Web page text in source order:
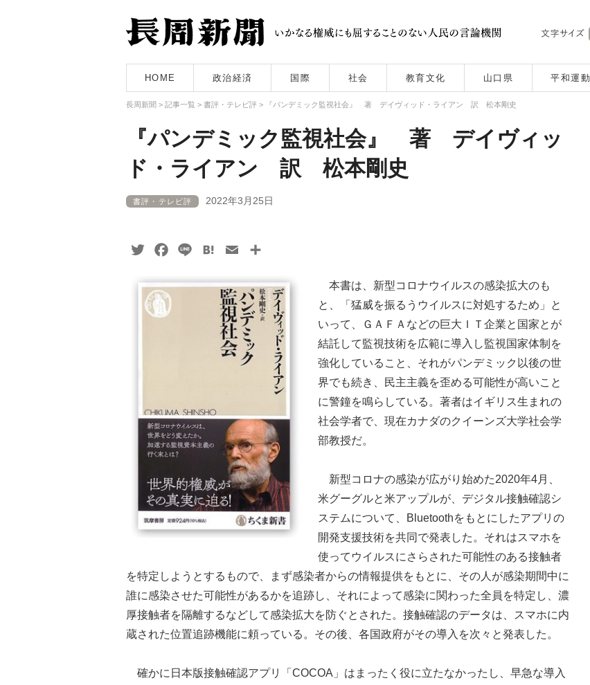
HOME 政治経済 国際 社会 教育文化 山口県 平和運動
長周新聞 > 記事一覧 > 書評・テレビ評 > 『パンデミック監視社会』 著 デイヴィッド・ライアン 訳 松本剛史
『パンデミック監視社会』 著 デイヴィッ
ド・ライアン 訳 松本剛史
書評・テレビ評 2022年3月25日
TwitterFacebook
Line HatenaEmail
本書は、新型コロナウイルスの感染拡大のも
と、「猛威を振るうウイルスに対処するため」と
いって、ＧＡＦＡなどの巨大ＩＴ企業と国家とが
結託して監視技術を広範に導入し監視国家体制を
強化していること、それがパンデミック以後の世
界でも続き、民主主義を歪める可能性が高いこと
に警鐘を鳴らしている。著者はイギリス生まれの
社会学者で、現在カナダのクイーンズ大学社会学
部教授だ。
新型コロナの感染が広がり始めた2020年4月、
米グーグルと米アップルが、デジタル接触確認シ
ステムについて、Bluetoothをもとにしたアプリの
開発支援技術を共同で発表した。それはスマホを
使ってウイルスにさらされた可能性のある接触者
を特定しようとするもので、まず感染者からの情報提供をもとに、その人が感染期間中に
誰に感染させた可能性があるかを追跡し、それによって感染に関わった全員を特定し、濃
厚接触者を隔離するなどして感染拡大を防ぐとされた。接触確認のデータは、スマホに内
蔵された位置追跡機能に頼っている。その後、各国政府がその導入を次々と発表した。
確かに日本版接触確認アプリ「COCOA」はまったく役に立たなかったし、早急な導入